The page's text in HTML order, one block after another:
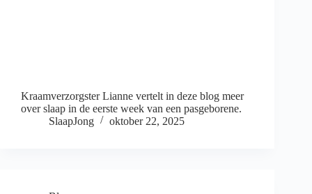
Kraamverzorgster Lianne vertelt in deze blog meer
over slaap in de eerste week van een pasgeborene.
SlaapJong
oktober 22, 2025